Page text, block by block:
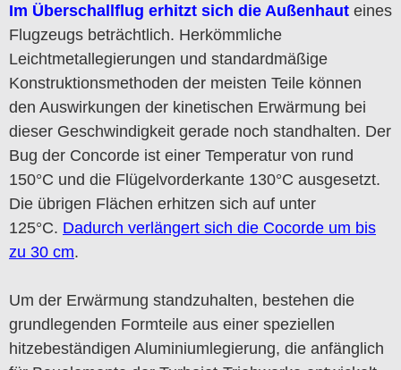
Im Überschallflug erhitzt sich die Außenhaut eines
Flugzeugs beträchtlich. Herkömmliche
Leichtmetallegierungen und standardmäßige
Konstruktionsmethoden der meisten Teile können
den Auswirkungen der kinetischen Erwärmung bei
dieser Geschwindigkeit gerade noch standhalten. Der
Bug der Concorde ist einer Temperatur von rund
150°C und die Flügelvorderkante 130°C ausgesetzt.
Die übrigen Flächen erhitzen sich auf unter
125°C. Dadurch verlängert sich die Cocorde um bis
zu 30 cm.
Um der Erwärmung standzuhalten, bestehen die
grundlegenden Formteile aus einer speziellen
hitzebeständigen Aluminiumlegierung, die anfänglich